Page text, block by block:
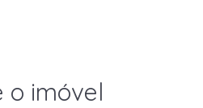
o imóvel